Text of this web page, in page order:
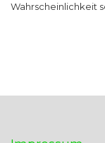
Wahrscheinlichkeit